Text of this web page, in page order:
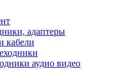
адаптеры
кабели
аудио видео